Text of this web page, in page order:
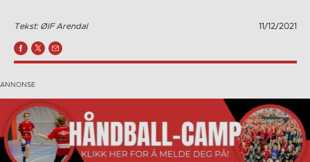
Tekst: ØIF Arendal 11/12/2021